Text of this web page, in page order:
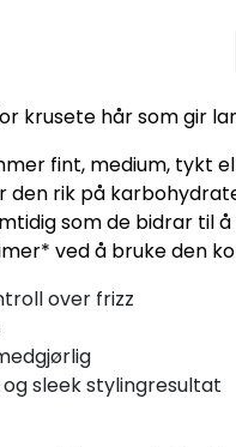
krusete hår som gir
fint, medium, tykt
rik på
som de bidrar til
ved å bruke den
over frizz
sleek stylingresultat